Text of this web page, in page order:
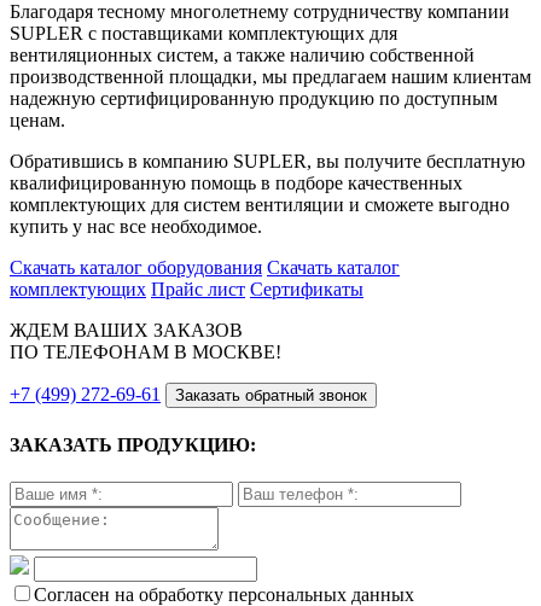
Благодаря тесному многолетнему сотрудничеству компании
SUPLER с поставщиками комплектующих для
вентиляционных систем, а также наличию собственной
производственной площадки, мы предлагаем нашим клиентам
надежную сертифицированную продукцию по доступным
ценам.
Обратившись в компанию SUPLER, вы получите бесплатную
квалифицированную помощь в подборе качественных
комплектующих для систем вентиляции и сможете выгодно
купить у нас все необходимое.
Скачать каталог оборудования Скачать каталог
комплектующих Прайс лист Сертификаты
ЖДЕМ ВАШИХ ЗАКАЗОВ
ПО ТЕЛЕФОНАМ В МОСКВЕ!
+7 (499) 272-69-61 Заказать обратный звонок
ЗАКАЗАТЬ ПРОДУКЦИЮ:
Согласен на обработку персональных данных